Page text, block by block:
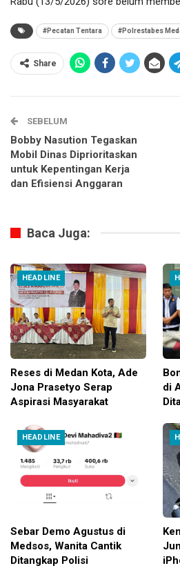
#Pecatan Tentara #Polrestabes
Share
SEBELUM
Bobby Nasution Tegaskan
Mobil Dinas Diprioritaskan
untuk Kepentingan Kerja
dan Efisiensi Anggaran
Baca Juga:
HEADLINE
Reses di Medan Kota, Ade
Jona Prasetyo Serap
Aspirasi Masyarakat
di
HEADLINE
Sebar Demo Agustus di
Medsos, Wanita Cantik
Ditangkap Polisi